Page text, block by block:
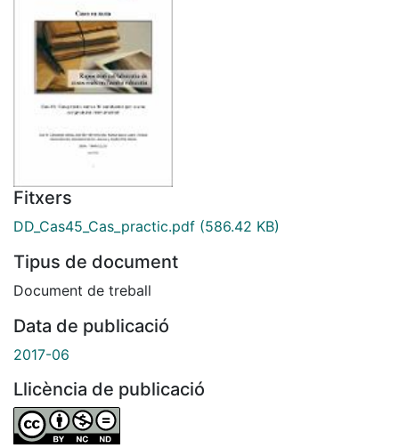
Fitxers
DD_Cas45_Cas_practic.pdf (586.42 KB)
Tipus de document
Document de treball
Data de publicació
2017-06
Llicència de publicació